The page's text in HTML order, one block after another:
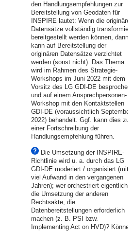
den Handlungsempfehlungen zur
Bereitstellung von Geodaten für
INSPIRE lautet: Wenn die originären
Datensätze vollständig transformiert
bereitgestellt werden können, dann
kann auf Bereitstellung der
originären Datensätze verzichtet
werden (sonst nicht). Das Thema
wird im Rahmen des Strategie-
Workshops im Juni 2022 mit dem
Vorsitz des LG GDI-DE besprochen
und auf einem Ansprechpersonen-
Workshop mit den Kontaktstellen
GDI-DE (voraussichtlich September
2022) behandelt. Ggf. kann dies zu
einer Fortschreibung der
Handlungsempfehlung führen.
Die Umsetzung der INSPIRE-
Richtlinie wird u. a. durch das LG
GDI-DE moderiert / organisiert (mit
viel Aufwand in den vergangenen
Jahren); wer orchestriert eigentlich
die Umsetzung der anderen
Rechtsakte, die
Datenbereitstellungen erforderlich
machen (z. B. PSI bzw.
Implementing Act on HVD)? Können